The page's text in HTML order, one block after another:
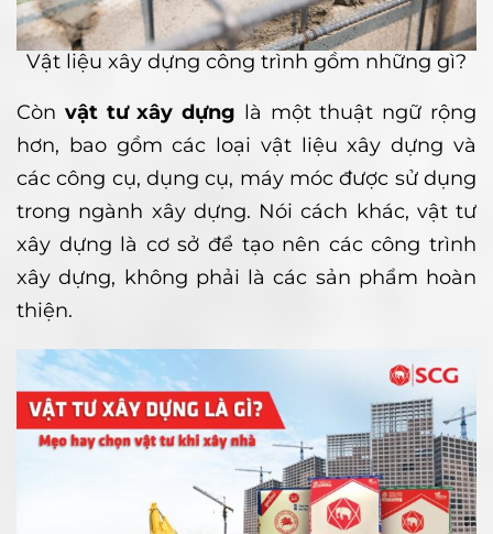
Vật liệu xây dựng công trình gồm những gì?
Còn vật tư xây dựng là một thuật ngữ rộng
hơn, bao gồm các loại vật liệu xây dựng và
các công cụ, dụng cụ, máy móc được sử dụng
trong ngành xây dựng. Nói cách khác, vật tư
xây dựng là cơ sở để tạo nên các công trình
xây dựng, không phải là các sản phẩm hoàn
thiện.